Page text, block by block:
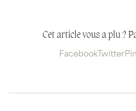
Cet article vous a plu ?
Facebook Twitter